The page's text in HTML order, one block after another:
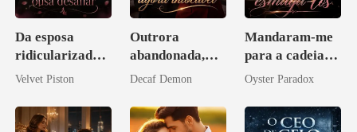
Da esposa
ridicularizada à
irmã que
desafiar
Velvet Piston
Outrora
abandonada,
agora intocável
Decaf Demon
Mandaram-me
para a cadeia?
Agora me
los
Oyster Paradox